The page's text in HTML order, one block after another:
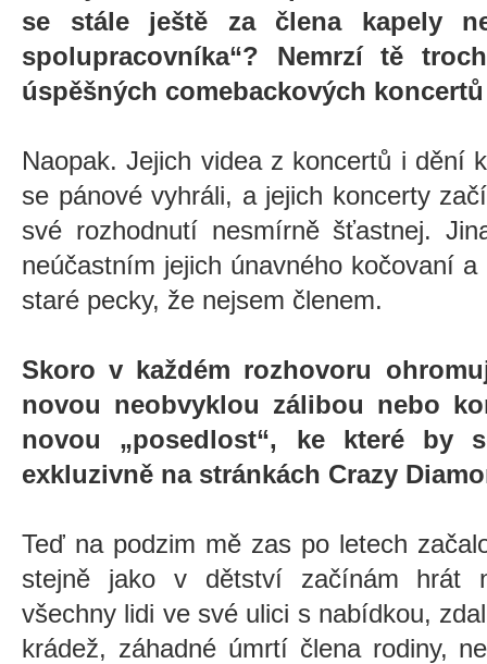
se stále ještě za člena kapely
spolupracovníka“? Nemrzí tě
úspěšných comebackových
Naopak. Jejich videa z koncertů i dění
se pánové vyhráli, a jejich koncerty
své rozhodnutí nesmírně šťastnej.
neúčastním jejich únavného kočovaní
staré pecky, že nejsem členem.
Skoro v každém rozhovoru
novou neobvyklou zálibou nebo
novou „posedlost“, ke které by
exkluzivně na stránkách Crazy
Teď na podzim mě zas po letech
stejně jako v dětství začínám hrát
všechny lidi ve své ulici s nabídkou,
krádež, záhadné úmrtí člena rodiny,